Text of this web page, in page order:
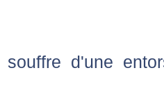
souffre d'une